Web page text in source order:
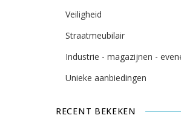
Veiligheid
Straatmeubilair
Industrie - magazijnen -
Unieke aanbiedingen
RECENT BEKEKEN